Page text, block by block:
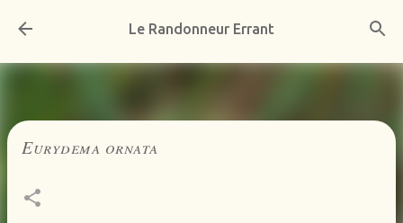
Accéder au contenu principal
Le Randonneur Errant
Eurydema ornata